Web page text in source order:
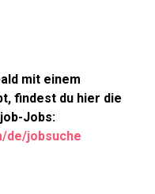
mit einem
findest du hier die
Jobs:
de/jobsuche